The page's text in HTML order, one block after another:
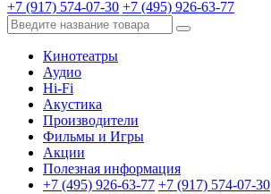
+7 (917) 574-07-30 +7 (495) 926-63-77
Кинотеатры
Аудио
Hi-Fi
Акустика
Производители
Фильмы и Игры
Акции
Полезная информация
+7 (495) 926-63-77 +7 (917) 574-07-30